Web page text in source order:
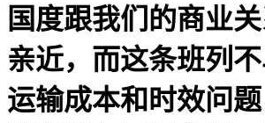
国度跟我们的商业
亲近，而这条班列
运输成本和时效问